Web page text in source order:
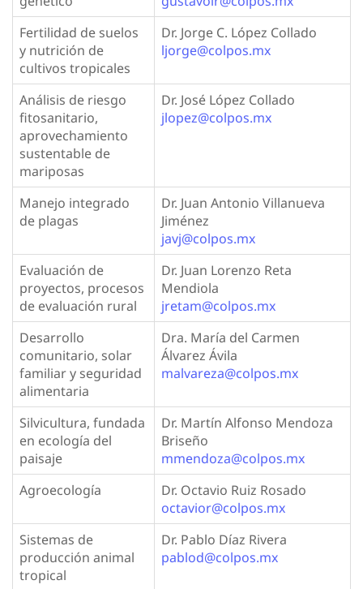
Fertilidad de suelos
y nutrición de
cultivos tropicales
Dr. Jorge C. López Collado
ljorge@colpos.mx
Análisis de riesgo
fitosanitario,
aprovechamiento
sustentable de
mariposas
Dr. José López Collado
jlopez@colpos.mx
Manejo integrado
de plagas
Dr. Juan Antonio Villanueva
Jiménez
javj@colpos.mx
Evaluación de
proyectos, procesos
de evaluación rural
Dr. Juan Lorenzo Reta
Mendiola
jretam@colpos.mx
Desarrollo
comunitario, solar
familiar y seguridad
alimentaria
Dra. María del Carmen
Álvarez Ávila
malvareza@colpos.mx
Silvicultura, fundada
en ecología del
paisaje
Dr. Martín Alfonso Mendoza
Briseño
mmendoza@colpos.mx
Agroecología
Dr. Octavio Ruiz Rosado
octavior@colpos.mx
Sistemas de
producción animal
tropical
Dr. Pablo Díaz Rivera
pablod@colpos.mx